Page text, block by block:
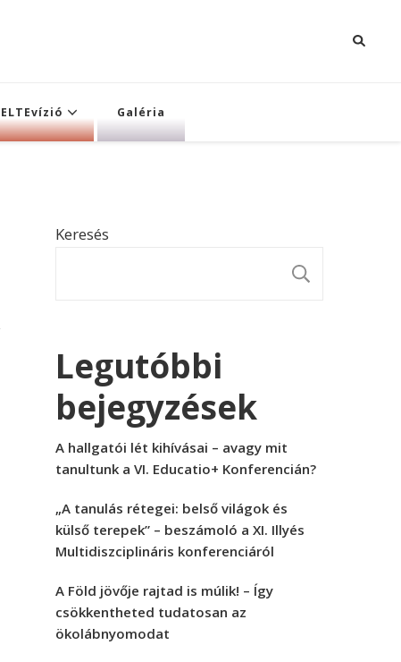
ELTEvízió Galéria
Keresés
Legutóbbi
bejegyzések
A hallgatói lét kihívásai – avagy mit
tanultunk a VI. Educatio+ Konferencián?
„A tanulás rétegei: belső világok és
külső terepek” – beszámoló a XI. Illyés
Multidiszciplináris konferenciáról
A Föld jövője rajtad is múlik! – Így
csökkentheted tudatosan az
ökolábnyomodat